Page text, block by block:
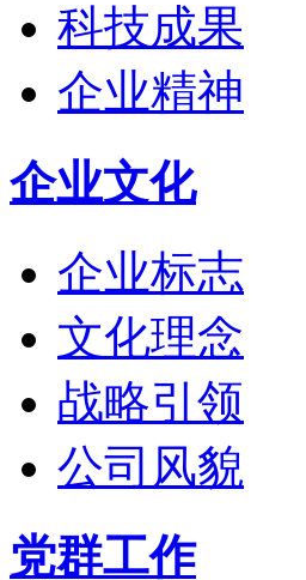
科技成果
企业精神
企业文化
企业标志
文化理念
战略引领
公司风貌
党群工作